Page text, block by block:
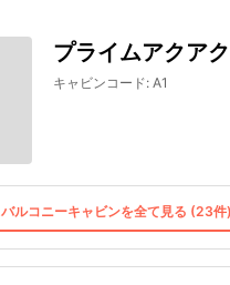
プライムアクア
キャビンコード: A1
バルコニーキャビンを全て見る (23件)